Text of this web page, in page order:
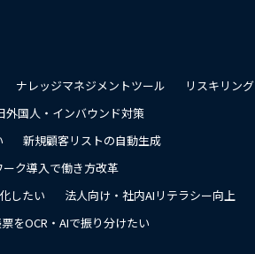
ナレッジマネジメントツール
リスキリング
外国人・インバウンド対策
新規顧客リストの自動生成
ーク導入で働き方改革
したい
法人向け・社内AIリテラシー向上
をOCR・AIで振り分けたい